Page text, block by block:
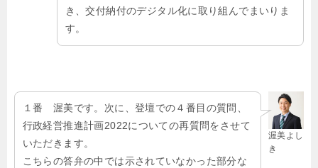
き、交付納付のデジタル化に取り組んでまいりま
す。
渥美よし
き
１番 渥美です。次に、登壇での４番目の質問、
行政経営推進計画2022についての再質問をさせて
いただきます。
こちらの答弁の中では示されていなかった部分な